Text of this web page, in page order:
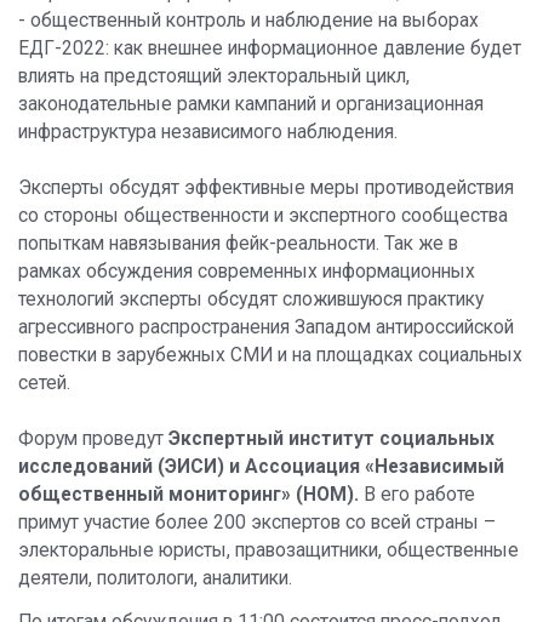
- общественный контроль и наблюдение на выборах
ЕДГ-2022: как внешнее информационное давление будет
влиять на предстоящий электоральный цикл,
законодательные рамки кампаний и организационная
инфраструктура независимого наблюдения.
Эксперты обсудят эффективные меры противодействия
со стороны общественности и экспертного сообщества
попыткам навязывания фейк-реальности. Так же в
рамках обсуждения современных информационных
технологий эксперты обсудят сложившуюся практику
агрессивного распространения Западом антироссийской
повестки в зарубежных СМИ и на площадках социальных
сетей.
Форум проведут Экспертный институт социальных
исследований (ЭИСИ) и Ассоциация «Независимый
общественный мониторинг» (НОМ). В его работе
примут участие более 200 экспертов со всей страны –
электоральные юристы, правозащитники, общественные
деятели, политологи, аналитики.